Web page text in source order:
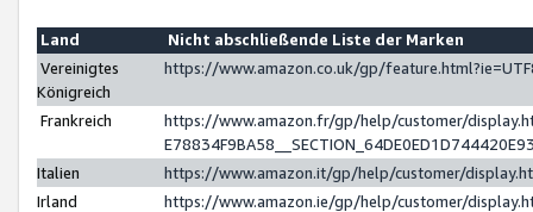
Land
Nicht abschließende Liste der Marken
Vereinigtes
Königreich
https://www.amazon.co.uk/gp/
Frankreich
https://www.amazon.fr/gp/help/customer/
Italien
https://www.amazon.it/gp/help/customer/
Irland
https://www.amazon.ie/gp/help/customer/